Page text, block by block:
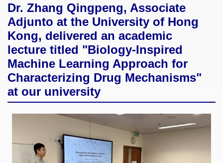
Dr. Zhang Qingpeng, Associate
Adjunto at the University of Hong
Kong, delivered an academic
lecture titled "Biology-Inspired
Machine Learning Approach for
Characterizing Drug Mechanisms"
at our university